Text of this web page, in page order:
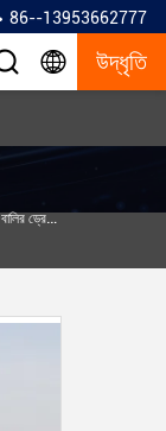
86--13953662777
উদ্ধৃতি
ড্রেজিং জন্য